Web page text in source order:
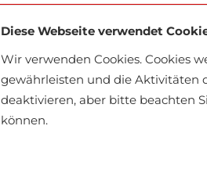
Diese Webseite verwendet
Wir verwenden Cookies. Cookies
gewährleisten und die Aktivitäten
deaktivieren, aber bitte beachten
können.